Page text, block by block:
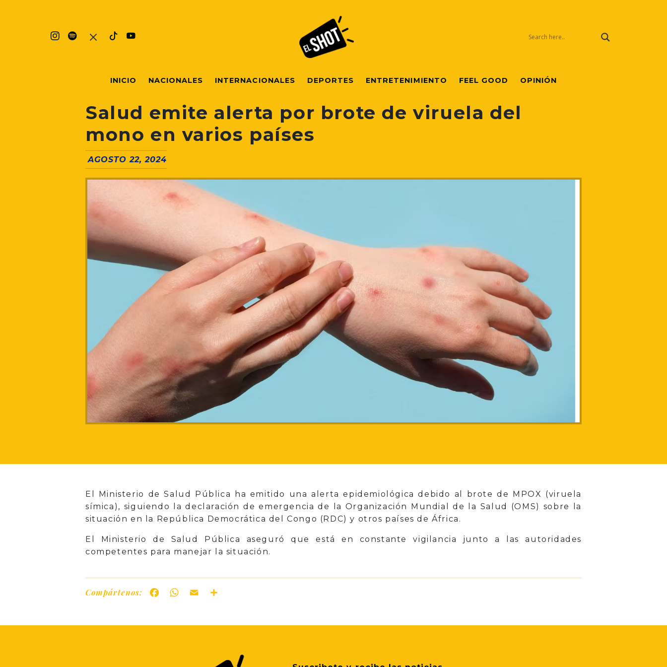
INICIO NACIONALES INTERNACIONALES DEPORTES ENTRETENIMIENTO FEEL GOOD OPINIÓN
Salud emite alerta por brote de viruela del
mono en varios países
AGOSTO 22, 2024
El Ministerio de Salud Pública ha emitido una alerta epidemiológica debido al brote de MPOX (viruela
símica), siguiendo la declaración de emergencia de la Organización Mundial de la Salud (OMS) sobre la
situación en la República Democrática del Congo (RDC) y otros países de África.
El Ministerio de Salud Pública aseguró que está en constante vigilancia junto a las autoridades
competentes para manejar la situación.
Compártenos: FacebookWhatsApp
Email